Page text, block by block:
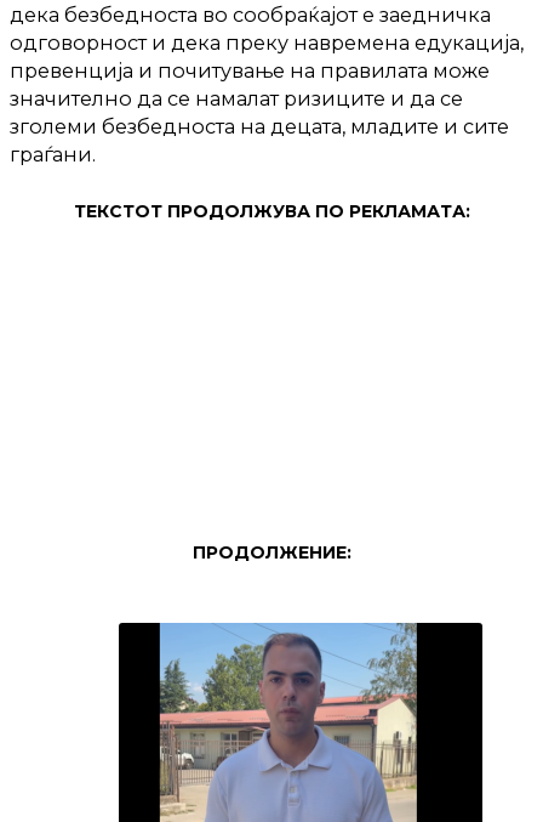
дека безбедноста во сообраќајот е заедничка
одговорност и дека преку навремена едукација,
превенција и почитување на правилата може
значително да се намалат ризиците и да се
зголеми безбедноста на децата, младите и сите
граѓани.
ТЕКСТОТ ПРОДОЛЖУВА ПО РЕКЛАМАТА:
ПРОДОЛЖЕНИЕ: